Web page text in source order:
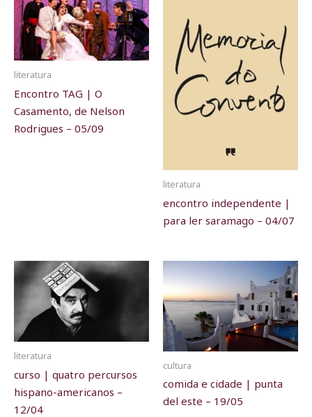
literatura
Encontro TAG | O
Casamento, de Nelson
Rodrigues – 05/09
literatura
encontro independente |
para ler saramago – 04/07
literatura
curso | quatro percursos
hispano-americanos –
12/04
cultura
comida e cidade | punta
del este – 19/05